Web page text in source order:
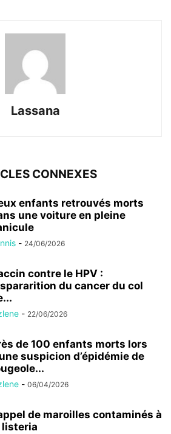
Lassana
CONNEXES
enfants retrouvés morts
une voiture en pleine
- 24/06/2026
contre le HPV :
du cancer du col
- 22/06/2026
de 100 enfants morts lors
suspicion d’épidémie de
- 06/04/2026
de maroilles contaminés à
listeria